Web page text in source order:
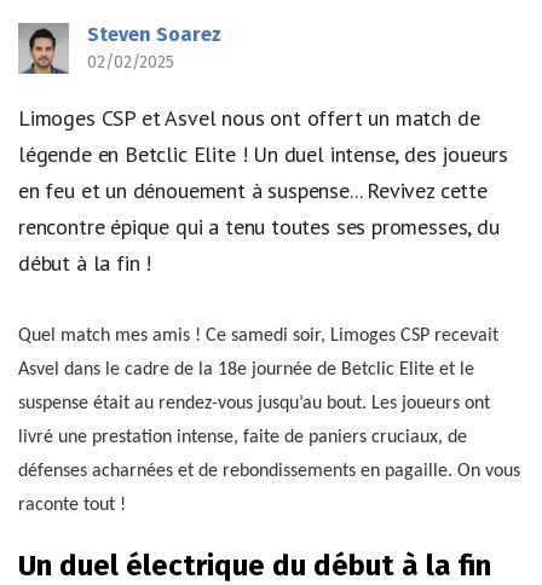
Steven Soarez
02/02/2025
Limoges CSP et Asvel nous ont offert un match de
légende en Betclic Elite ! Un duel intense, des joueurs
en feu et un dénouement à suspense... Revivez cette
rencontre épique qui a tenu toutes ses promesses, du
début à la fin !
Quel match mes amis ! Ce samedi soir, Limoges CSP recevait
Asvel dans le cadre de la 18e journée de Betclic Elite et le
suspense était au rendez-vous jusqu’au bout. Les joueurs ont
livré une prestation intense, faite de paniers cruciaux, de
défenses acharnées et de rebondissements en pagaille. On vous
raconte tout !
Un duel électrique du début à la fin